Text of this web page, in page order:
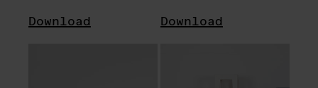
Download Download